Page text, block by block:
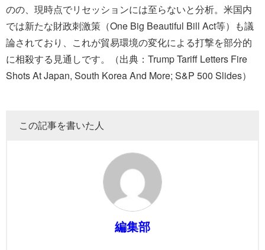
のの、現時点でリセッションには至らないと分析。米国内
では新たな財政刺激策（One Big Beautiful Bill Act等）も議
論されており、これが貿易環境の変化による打撃を部分的
に相殺する見通しです。（出典：Trump Tariff Letters Fire
Shots At Japan, South Korea And More; S&P 500 Slides）
この記事を書いた人
編集部